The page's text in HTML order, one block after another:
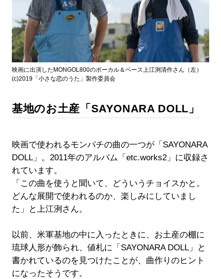
映画に出演したMONGOL800のボーカル＆ベース上江洌清作さん（左）
(c)2019「小さな恋のうた」製作委員会
基地のお土産「SAYONARA DOLL」
映画で使われるモンパチの曲の一つが「SAYONARA
DOLL」。2011年のアルバム「etc.works2」に収録さ
れています。
「この曲を使うと聞いて、どういうチョイスかと。
どんな展開で使われるのか、楽しみにしていまし
た」と上江洌さん。
以前、米軍基地の中に入ったときに、お土産の棚に
琉球人形が飾られ、値札に「SAYONARA DOLL」と
書かれているのを見つけたことが、曲作りのヒント
になったそうです。